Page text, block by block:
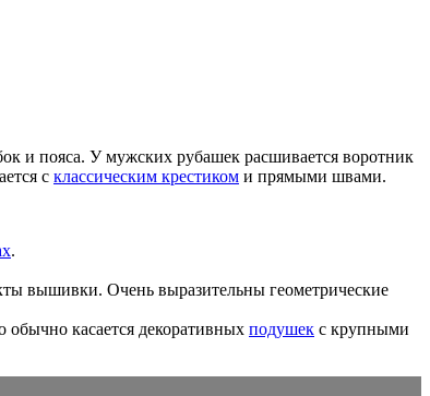
и пояса. У мужских рубашек расшивается воротник
с классическим крестиком и прямыми швами.
.
вышивки. Очень выразительны геометрические
обычно касается декоративных подушек с крупными